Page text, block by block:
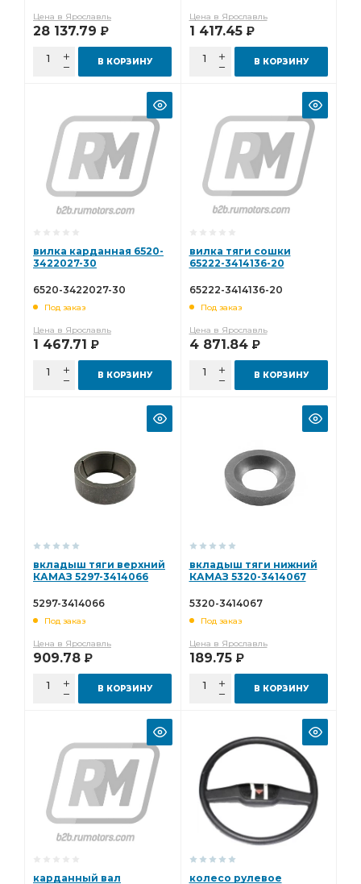
Цена в Ярославль
28 137.79 Р
В КОРЗИНУ
Цена в Ярославль
1 417.45 Р
В КОРЗИНУ
вилка карданная 6520-
3422027-30
6520-3422027-30
Под заказ
Цена в Ярославль
1 467.71 Р
В КОРЗИНУ
вилка тяги сошки
65222-3414136-20
65222-3414136-20
Под заказ
Цена в Ярославль
4 871.84 Р
В КОРЗИНУ
вкладыш тяги верхний
КАМАЗ 5297-3414066
5297-3414066
Под заказ
Цена в Ярославль
909.78 Р
В КОРЗИНУ
вкладыш тяги нижний
КАМАЗ 5320-3414067
5320-3414067
Под заказ
Цена в Ярославль
189.75 Р
В КОРЗИНУ
карданный вал колесо рулевое